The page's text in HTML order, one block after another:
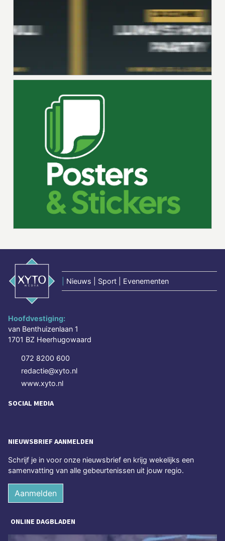
Nieuws | Sport | Evenementen
Hoofdvestiging:
van Benthuizenlaan 1
1701 BZ Heerhugowaard
072 8200 600
redactie@xyto.nl
www.xyto.nl
SOCIAL MEDIA
NIEUWSBRIEF AANMELDEN
Schrijf je in voor onze nieuwsbrief en krijg wekelijks een
samenvatting van alle gebeurtenissen uit jouw regio.
Aanmelden
ONLINE DAGBLADEN